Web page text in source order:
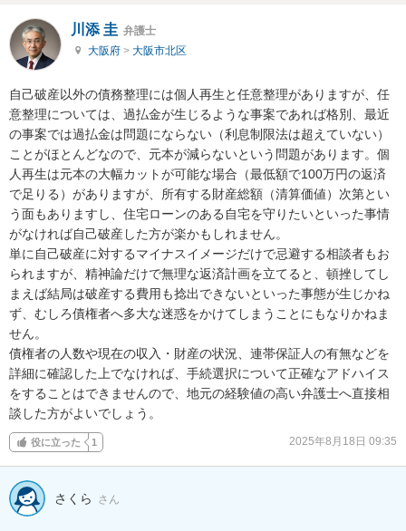
川添 圭 弁護士
大阪府 > 大阪市北区
自己破産以外の債務整理には個人再生と任意整理がありますが、任
意整理については、過払金が生じるような事案であれば格別、最近
の事案では過払金は問題にならない（利息制限法は超えていない）
ことがほとんどなので、元本が減らないという問題があります。個
人再生は元本の大幅カットが可能な場合（最低額で100万円の返済
で足りる）がありますが、所有する財産総額（清算価値）次第とい
う面もありますし、住宅ローンのある自宅を守りたいといった事情
がなければ自己破産した方が楽かもしれません。
単に自己破産に対するマイナスイメージだけで忌避する相談者もお
られますが、精神論だけで無理な返済計画を立てると、頓挫してし
まえば結局は破産する費用も捻出できないといった事態が生じかね
ず、むしろ債権者へ多大な迷惑をかけてしまうことにもなりかねま
せん。
債権者の人数や現在の収入・財産の状況、連帯保証人の有無などを
詳細に確認した上でなければ、手続選択について正確なアドハイス
をすることはできませんので、地元の経験値の高い弁護士へ直接相
談した方がよいでしょう。
役に立った 1 2025年8月18日 09:35
さくら さん